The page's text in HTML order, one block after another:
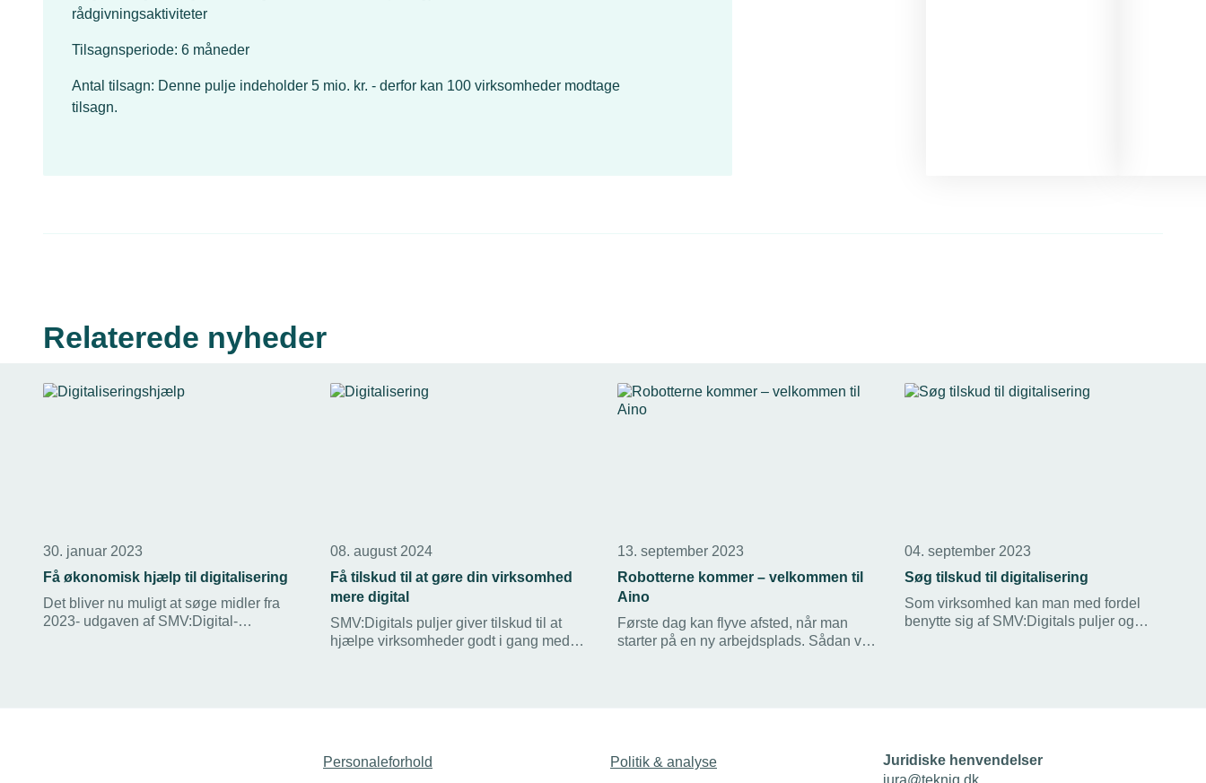
rådgivningsaktiviteter
Tilsagnsperiode: 6 måneder
Antal tilsagn: Denne pulje indeholder 5 mio. kr. - derfor kan 100 virksomheder modtage
tilsagn.
Relaterede nyheder
30. januar 2023
Få økonomisk hjælp til digitalisering
Det bliver nu muligt at søge midler fra
2023- udgaven af SMV:Digital-
08. august 2024
Få tilskud til at gøre din virksomhed
mere digital
SMV:Digitals puljer giver tilskud til at
hjælpe virksomheder godt i gang med
13. september 2023
Robotterne kommer – velkommen til
Aino
Første dag kan flyve afsted, når man
starter på en ny arbejdsplads. Sådan var
04. september 2023
Søg tilskud til digitalisering
Som virksomhed kan man med fordel
benytte sig af SMV:Digitals puljer og
Personaleforhold Politik & analyse
Juridiske henvendelser
jura@tekniq.dk